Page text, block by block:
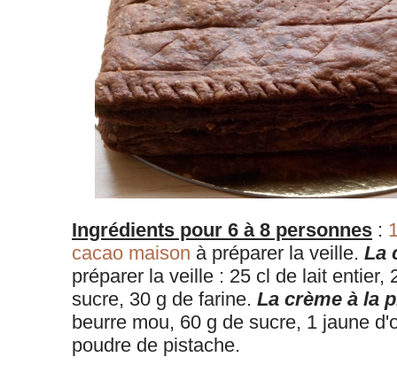
Ingrédients pour 6 à 8 personnes :
cacao maison à préparer la veille. La
préparer la veille : 25 cl de lait
sucre, 30 g de farine. La crème à la
beurre mou, 60 g de sucre, 1 jaune
poudre de pistache.